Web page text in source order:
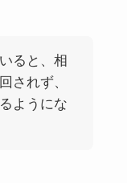
ると、相
されず、
ようにな